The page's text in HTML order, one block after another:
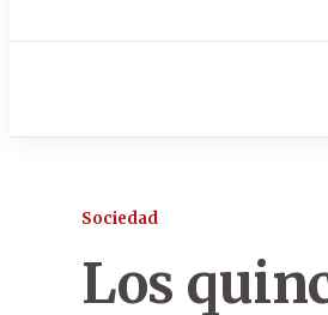
Sociedad
Los